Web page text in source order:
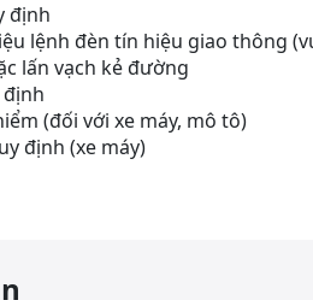
định
lệnh đèn tín hiệu giao thông
lấn vạch kẻ đường
định
(đối với xe máy, mô tô)
định (xe máy)